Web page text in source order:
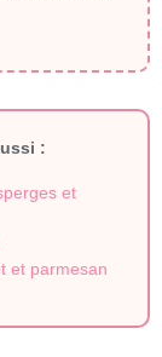
:
et
et parmesan